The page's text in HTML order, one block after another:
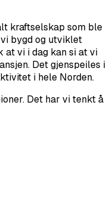
kraftselskap som ble
bygd og utviklet
at vi i dag kan si at vi
Det gjenspeiles i
i hele Norden.
Det har vi tenkt å